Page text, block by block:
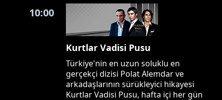
10:00
Kurtlar Vadisi Pusu
Türkiye'nin en uzun soluklu en
gerçekçi dizisi Polat Alemdar ve
arkadaşlarının sürükleyici hikayesi
Kurtlar Vadisi Pusu, hafta içi her gün